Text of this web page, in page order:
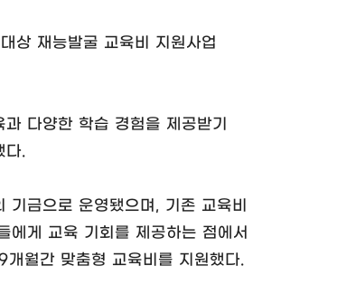
상 재능발굴 교육비 지원사업
다양한 학습 경험을 제공받기
다.
금으로 운영됐으며, 기존 교육비
에게 교육 기회를 제공하는 점에서
월간 맞춤형 교육비를 지원했다.